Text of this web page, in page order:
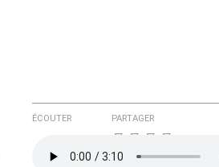
ÉCOUTER PARTAGER